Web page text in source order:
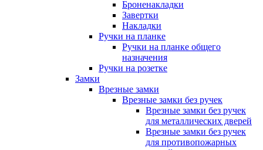
Броненакладки
Завертки
Накладки
Ручки на планке
Ручки на планке общего
назначения
Ручки на розетке
Замки
Врезные замки
Врезные замки без ручек
Врезные замки без ручек
для металлических дверей
Врезные замки без ручек
для противопожарных